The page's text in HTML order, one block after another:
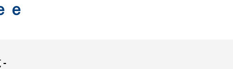
ｅ
-